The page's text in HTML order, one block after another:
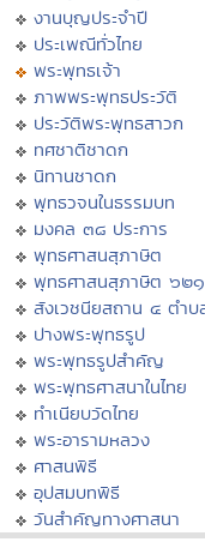
งานบุญประจำปี
ประเพณีทั่วไทย
พระพุทธเจ้า
ภาพพระพุทธประวัติ
ประวัติพระพุทธสาวก
ทศชาติชาดก
นิทานชาดก
พุทธวจนในธรรมบท
มงคล ๓๘ ประการ
พุทธศาสนสุภาษิต
พุทธศาสนสุภาษิต ๖๒๑
สังเวชนียสถาน ๔ ตำบ
ปางพระพุทธรูป
พระพุทธรูปสำคัญ
พระพุทธศาสนาในไทย
ทำเนียบวัดไทย
พระอารามหลวง
ศาสนพิธี
อุปสมบทพิธี
วันสำคัญทางศาสนา